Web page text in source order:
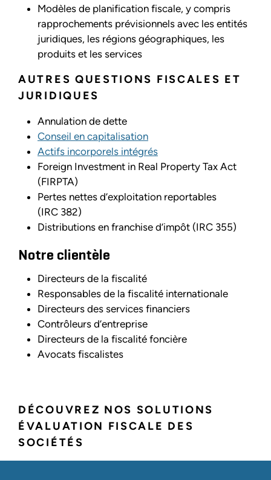
DÉCOUVREZ NOS SOLUTIONS
ÉVALUATION FISCALE DES
SOCIÉTÉS
Modèles de planification fiscale, y compris
rapprochements prévisionnels avec les entités
juridiques, les régions géographiques, les
produits et les services
AUTRES QUESTIONS FISCALES ET
JURIDIQUES
Annulation de dette
Conseil en capitalisation
Actifs incorporels intégrés
Foreign Investment in Real Property Tax Act
(FIRPTA)
Pertes nettes d’exploitation reportables
(IRC 382)
Distributions en franchise d’impôt (IRC 355)
Notre clientèle
Directeurs de la fiscalité
Responsables de la fiscalité internationale
Directeurs des services financiers
Contrôleurs d’entreprise
Directeurs de la fiscalité foncière
Avocats fiscalistes